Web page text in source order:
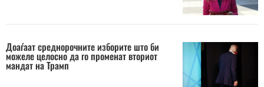
Доаѓаат среднорочните изборите што би
можеле целосно да го променат вториот
мандат на Трамп